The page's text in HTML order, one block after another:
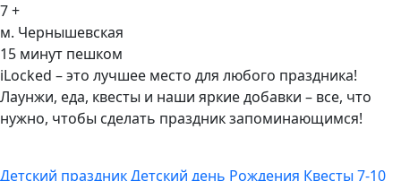
7 +
м. Чернышевская
15 минут пешком
iLocked – это лучшее место для любого праздника!
Лаунжи, еда, квесты и наши яркие добавки – все, что
нужно, чтобы сделать праздник запоминающимся!
Детский праздникДетский день Рождения Квесты 7-10